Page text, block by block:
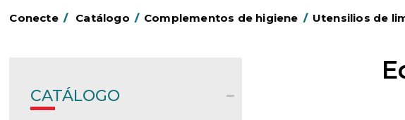
Conecte / Catálogo / Complementos de higiene / Utensilios de
CATÁLOGO